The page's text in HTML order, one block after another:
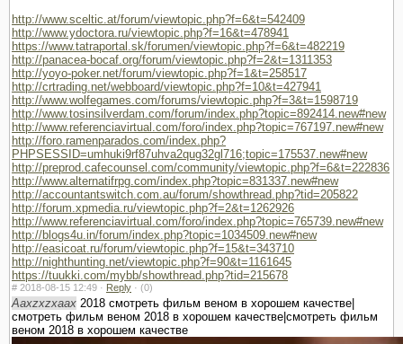
http://www.sceltic.at/forum/viewtopic.php?f=6&t=542409
http://www.ydoctora.ru/viewtopic.php?f=16&t=478941
https://www.tatraportal.sk/forumen/viewtopic.php?f=6&t=482219
http://panacea-bocaf.org/forum/viewtopic.php?f=2&t=1311353
http://yoyo-poker.net/forum/viewtopic.php?f=1&t=258517
http://crtrading.net/webboard/viewtopic.php?f=10&t=427941
http://www.wolfegames.com/forums/viewtopic.php?f=3&t=1598719
http://www.tosinsilverdam.com/forum/index.php?topic=892414.new#new
http://www.referenciavirtual.com/foro/index.php?topic=767197.new#new
http://foro.ramenparados.com/index.php?
PHPSESSID=umhuki9rf87uhva2qug32gl716;topic=175537.new#new
http://preprod.cafecounsel.com/community/viewtopic.php?f=6&t=222836
http://www.alternatifrpg.com/index.php?topic=831337.new#new
http://accountantswitch.com.au/forum/showthread.php?tid=205822
http://forum.xpmedia.ru/viewtopic.php?f=2&t=1262926
http://www.referenciavirtual.com/foro/index.php?topic=765739.new#new
http://blogs4u.in/forum/index.php?topic=1034509.new#new
http://easicoat.ru/forum/viewtopic.php?f=15&t=343710
http://nighthunting.net/viewtopic.php?f=90&t=1161645
https://tuukki.com/mybb/showthread.php?tid=215678
# 2018-08-15 12:49 · Reply · (0)
Aaxzxzxaax 2018 смотреть фильм веном в хорошем качестве|
смотреть фильм веном 2018 в хорошем качестве|смотреть фильм
веном 2018 в хорошем качестве